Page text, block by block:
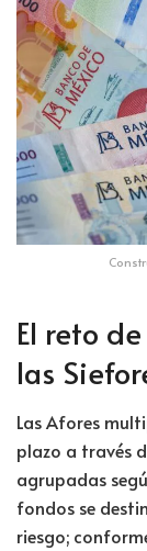
El reto
las
Las Afores
plazo a través
agrupadas
fondos se
riesgo;